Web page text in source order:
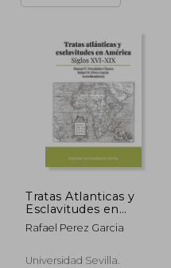
Tratas Atlanticas y
Esclavitudes en
America (in Spanish)
Rafael Perez Garcia
Universidad Sevilla.